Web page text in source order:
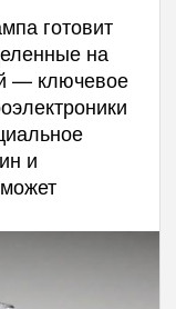
готовит
на
— ключевое
и